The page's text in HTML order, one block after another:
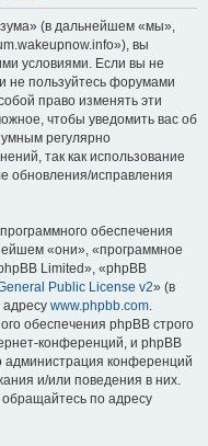
(в дальнейшем «мы»,
вы
условиями. Если вы не
не пользуйтесь форумами
право изменять эти
чтобы уведомить вас об
регулярно
так как использование
обновления/исправления
обеспечения
«они», «программное
Limited», «phpBB
Public License v2» (в
www.phpbb.com.
обеспечения phpBB строго
конференций, и phpBB
администрация конференций
и/или поведения в них.
по адресу